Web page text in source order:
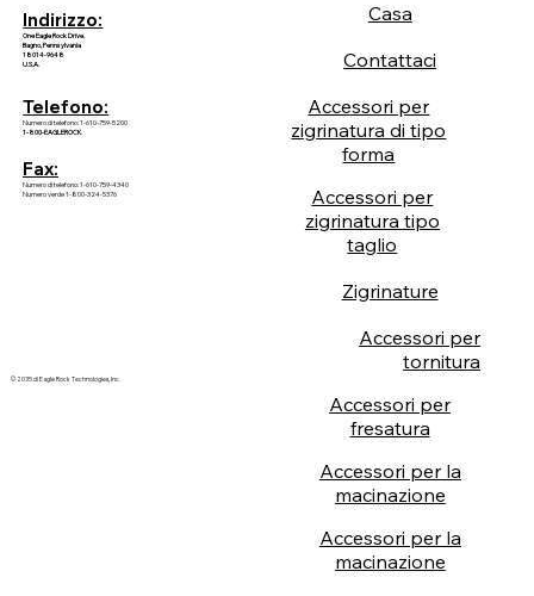
Indirizzo:
One Eagle Rock Drive.
Bagno, Pennsylvania
18014-9648
U.S.A.
Telefono:
Numero di telefono: 1-610-759-5200
1-800-EAGLEROCK
Fax:
Numero di telefono: 1-610-759-4340
Numero verde 1-800-324-5376
© 2035 di Eagle Rock Technologies, Inc.
Casa
Contattaci
Accessori per
zigrinatura di tipo
forma
Accessori per
zigrinatura tipo
taglio
Zigrinature
Accessori per
tornitura
Accessori per
fresatura
Accessori per la
macinazione
Accessori per la
macinazione